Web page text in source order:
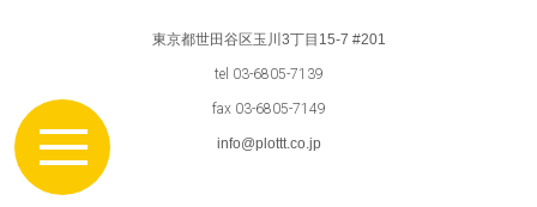
東京都世田谷区玉川3丁目15-7 #201
tel 03-6805-7139
fax 03-6805-7149
info@plottt.co.jp